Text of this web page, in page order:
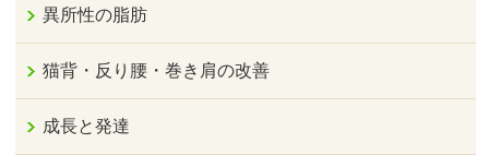
異所性の脂肪
猫背・反り腰・巻き肩の改善
成長と発達